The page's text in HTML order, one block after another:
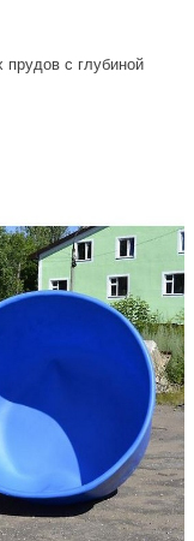
прудов с глубиной